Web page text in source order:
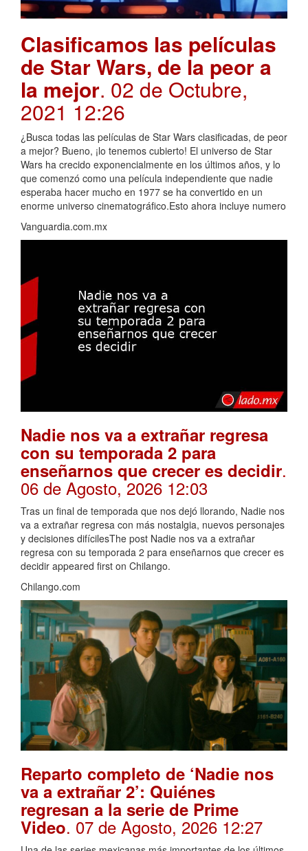
Clasificamos las películas
de Star Wars, de la peor a
la mejor. 02 de Octubre,
2021 12:26
¿Busca todas las películas de Star Wars clasificadas, de peor
a mejor? Bueno, ¡lo tenemos cubierto! El universo de Star
Wars ha crecido exponencialmente en los últimos años, y lo
que comenzó como una película independiente que nadie
esperaba hacer mucho en 1977 se ha convertido en un
enorme universo cinematográfico.Esto ahora incluye numero
Vanguardia.com.mx
Nadie nos va a extrañar regresa
con su temporada 2 para
enseñarnos que crecer es decidir.
06 de Agosto, 2026 12:03
Tras un final de temporada que nos dejó llorando, Nadie nos
va a extrañar regresa con más nostalgia, nuevos personajes
y decisiones difícilesThe post Nadie nos va a extrañar
regresa con su temporada 2 para enseñarnos que crecer es
decidir appeared first on Chilango.
Chilango.com
Reparto completo de ‘Nadie nos
va a extrañar 2’: Quiénes
regresan a la serie de Prime
Video. 07 de Agosto, 2026 12:27